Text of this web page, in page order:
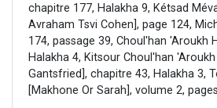
chapitre 177, Halakha 9, Kétsad
Avraham Tsvi Cohen], page 124,
174, passage 39, Choul'han 'Aroukh
Halakha 4, Kitsour Choul'han
Gantsfried], chapitre 43, Halakha 3,
[Makhone Or Sarah], volume 2,